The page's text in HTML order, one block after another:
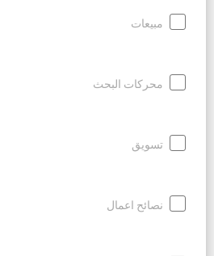
مبيعات
محركات البحث
تسويق
نصائح اعمال